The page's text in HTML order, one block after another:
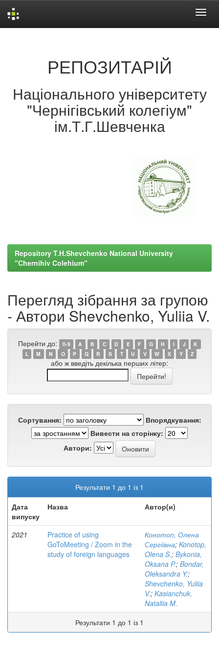
РЕПОЗИТАРІЙ
Національного університету
"Чернігівський колегіум"
ім.Т.Г.Шевченка
Repository T.H.Shevchenko National University
"Chernihiv Colehium"
Перегляд зібрання за групою
- Автори Shevchenko, Yuliia V.
Перейти до: 0-9 A B C D E F G H I J
K
L
M N O P Q R S T U V W X Y Z
або ж введіть декілька перших літер:
Сортування:
Впорядкування:
Вивести на сторінку:
Автори:
Результати 1 до 1 із 1
Дата
випуску
Назва Автор(и)
2021
Practice of using
GoToMeeting / Zoom in the
study of foreign languages
Конотоп, Олена
Сергіївна; Konotop,
Olena S.; Bykonia,
Oksana P.; Bondar,
Oleksandra Y.;
Shevchenko, Yuliia
V.; Kasianchuk,
Nataliia M.
Результати 1 до 1 із 1